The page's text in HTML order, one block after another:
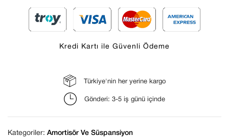
Kredi Kartı ile Güvenli Ödeme
Türkiye'nin her yerine kargo
Gönderi: 3-5 iş günü içinde
Kategoriler: Amortisör Ve Süspansiyon
Daha sonraki yorumlarımda kullanılması için
adım, e-posta adresim ve site adresim bu